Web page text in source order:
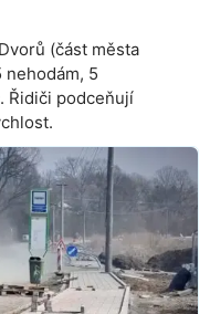
(část města
nehodám, 5
Řidiči podceňují